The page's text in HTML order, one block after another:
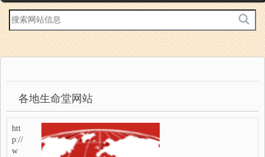
站
内
搜
索
各地生命堂网站
htt
p://
w